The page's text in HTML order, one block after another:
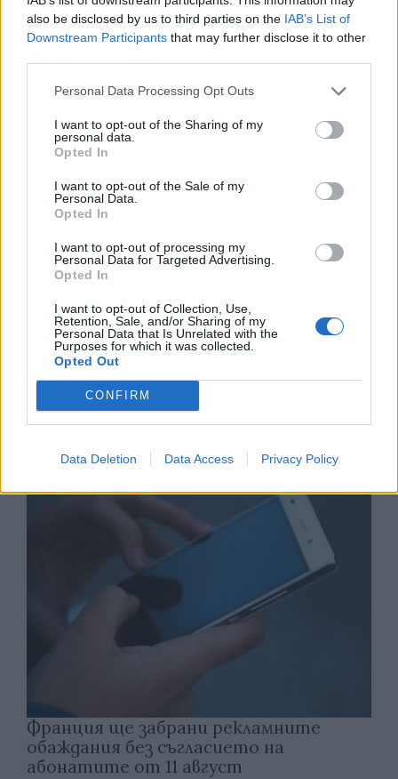
also be disclosed by us to third parties on the IAB’s List of
Downstream Participants that may further disclose it to other
Personal Data Processing Opt Outs
I want to opt-out of the Sharing of my
personal data.
Opted In
I want to opt-out of the Sale of my
Personal Data.
Opted In
I want to opt-out of processing my
Personal Data for Targeted Advertising.
Opted In
I want to opt-out of Collection, Use,
Retention, Sale, and/or Sharing of my
Personal Data that Is Unrelated with the
Purposes for which it was collected.
Opted Out
CONFIRM
Data Deletion Data Access Privacy Policy
създаде нови жизнеспособни вируси
07.08.2026 / 15:30
Астронавти на NASA излязоха в
открития космос
Франция ще забрани рекламните
обаждания без съгласието на
абонатите от 11 август